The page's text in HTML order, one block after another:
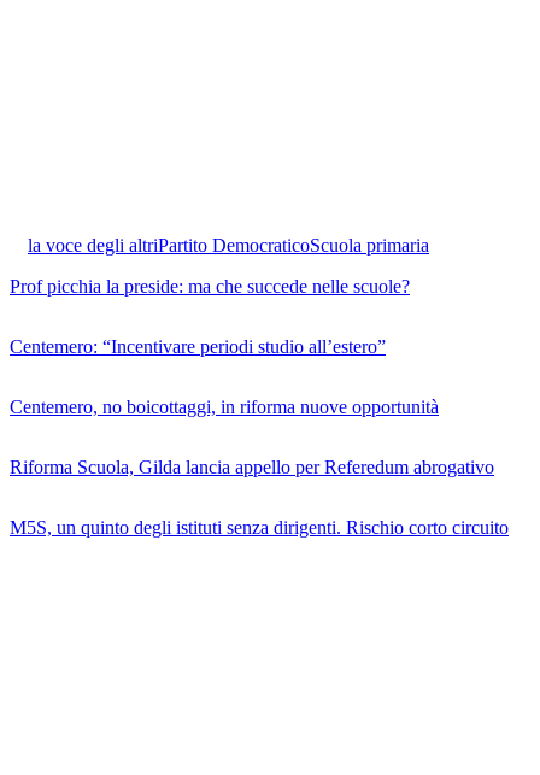
la voce degli altriPartito DemocraticoScuola primaria
Prof picchia la preside: ma che succede nelle scuole?
Centemero: “Incentivare periodi studio all’estero”
Centemero, no boicottaggi, in riforma nuove opportunità
Riforma Scuola, Gilda lancia appello per Referedum abrogativo
M5S, un quinto degli istituti senza dirigenti. Rischio corto circuito